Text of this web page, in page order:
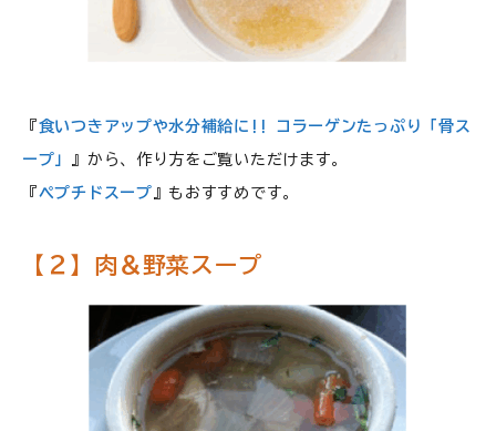
『食いつきアップや水分補給に!! コラーゲンたっぷり「骨ス
ープ」 』から、作り方をご覧いただけます。
『ペプチドスープ 』もおすすめです。
【２】肉＆野菜スープ